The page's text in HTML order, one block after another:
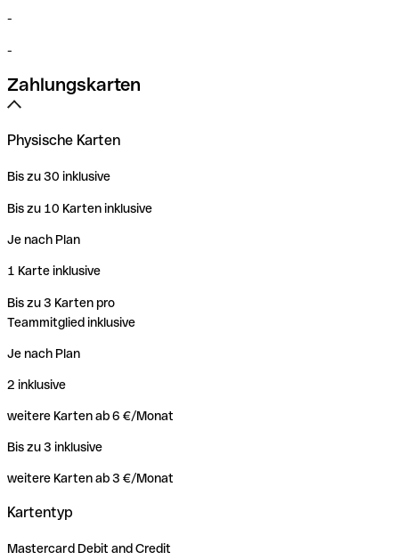
-
-
Zahlungskarten
Physische Karten
Bis zu 30 inklusive
Bis zu 10 Karten inklusive
Je nach Plan
1 Karte inklusive
Bis zu 3 Karten pro
Teammitglied inklusive
Je nach Plan
2 inklusive
weitere Karten ab 6 €/Monat
Bis zu 3 inklusive
weitere Karten ab 3 €/Monat
Kartentyp
Mastercard Debit and Credit